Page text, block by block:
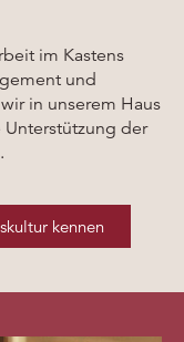
im Kastens
und
in unserem Haus
der
kennen